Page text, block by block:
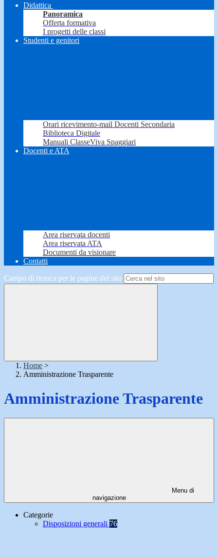
Didattica
Panoramica
Offerta formativa
I progetti delle classi
Studenti e genitori
Orari ricevimento-mail Docenti Secondaria
Biblioteca Digitale
Manuali ClasseViva Spaggiari
Docenti e ATA
Area riservata docenti
Area riservata ATA
Documenti da visionare
Contatti
Campo di ricerca per le pagine del sito
Home >
Amministrazione Trasparente
Amministrazione Trasparente
Menu di
navigazione
Categorie
Disposizioni generali 76